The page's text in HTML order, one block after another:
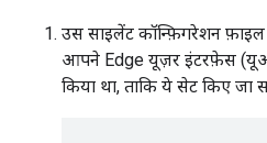
उस साइलेंट कॉन्फ़िगरेशन
आपने Edge यूज़र इंटरफ़ेस
किया था, ताकि ये सेट किए जा सकें